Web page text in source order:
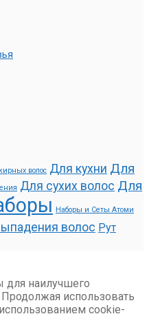
волос Для кухни Для
Для сухих волос Для
Наборы и Сеты Атоми
волос Рут
наилучшего
использовать
cookie-